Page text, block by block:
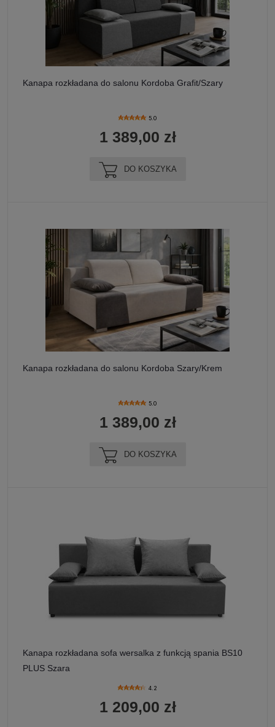
Kanapa rozkładana do salonu Kordoba Grafit/Szary
5.0
1 389,00 zł
DO KOSZYKA
Kanapa rozkładana do salonu Kordoba Szary/Krem
5.0
1 389,00 zł
DO KOSZYKA
Kanapa rozkładana sofa wersalka z funkcją spania BS10
PLUS Szara
4.2
1 209,00 zł